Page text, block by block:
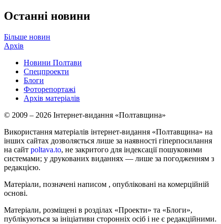
Останні новини
Більше новин
Архів
Новини Полтави
Спецпроекти
Блоги
Фоторепортажі
Архів матеріалів
© 2009 – 2026 Інтернет-видання «Полтавщина»
Використання матеріалів інтернет-видання «Полтавщина» на
інших сайтах дозволяється лише за наявності гіперпосилання
на сайт poltava.to, не закритого для індексації пошуковими
системами; у друкованих виданнях — лише за погодженням з
редакцією.
Матеріали, позначені написом , опубліковані на комерційній
основі.
Матеріали, розміщені в розділах «Проекти» та «Блоги»,
публікуються за ініціативи сторонніх осіб і не є редакційними.